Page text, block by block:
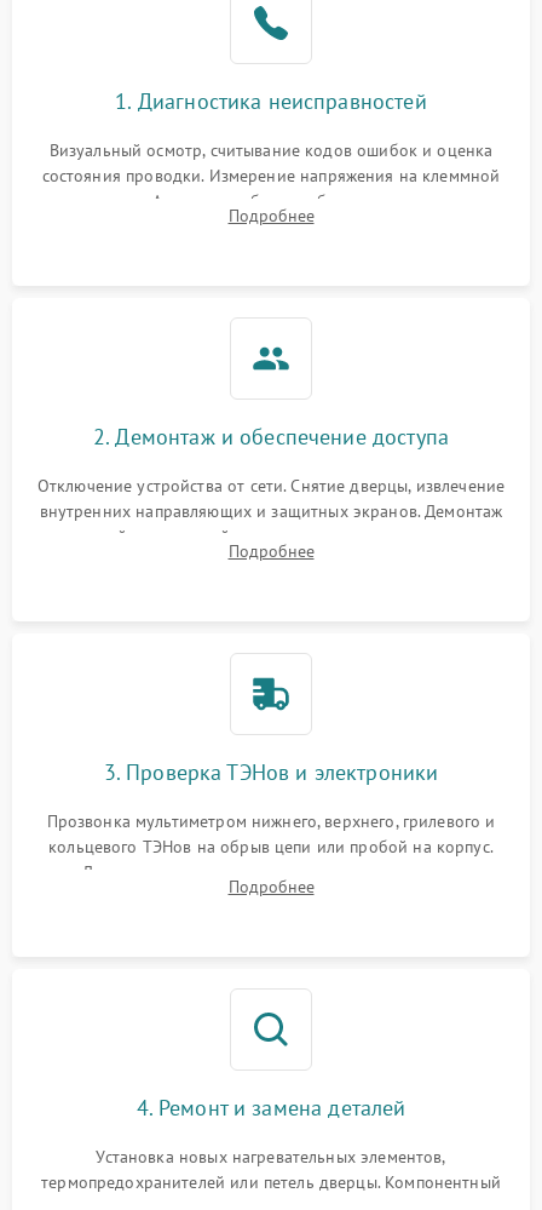
1. Диагностика неисправностей
Визуальный осмотр, считывание кодов ошибок и оценка
состояния проводки. Измерение напряжения на клеммной
колодке. Анализ жалоб на проблемы с нагревом,
конвекцией, панелью управления или блокировкой дверцы.
Подробнее
2. Демонтаж и обеспечение доступа
Отключение устройства от сети. Снятие дверцы, извлечение
внутренних направляющих и защитных экранов. Демонтаж
задней или верхней панели для прямого доступа к
нагревательным элементам, плате и вентиляторам.
Подробнее
3. Проверка ТЭНов и электроники
Прозвонка мультиметром нижнего, верхнего, грилевого и
кольцевого ТЭНов на обрыв цепи или пробой на корпус.
Диагностика термостата, датчиков температуры,
переключателя режимов и мотора конвекции.
Подробнее
4. Ремонт и замена деталей
Установка новых нагревательных элементов,
термопредохранителей или петель дверцы. Компонентный